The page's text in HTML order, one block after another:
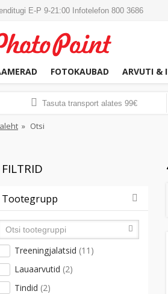
E-P 9-21:00 Infotelefon 800 3686
FOTOKAUBAD ARVUTI &
Tasuta transport alates 99€
» Otsi
FILTRID
Tootegrupp
Treeningjalatsid (11)
Lauaarvutid (2)
Tindid (2)